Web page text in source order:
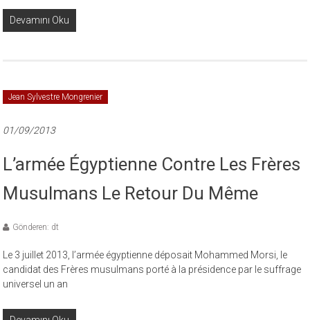
Devamını Oku
Jean Sylvestre Mongrenier
01/09/2013
L’armée Égyptienne Contre Les Frères
Musulmans Le Retour Du Même
Gönderen: dt
Le 3 juillet 2013, l’armée égyptienne déposait Mohammed Morsi, le
candidat des Frères musulmans porté à la présidence par le suffrage
universel un an